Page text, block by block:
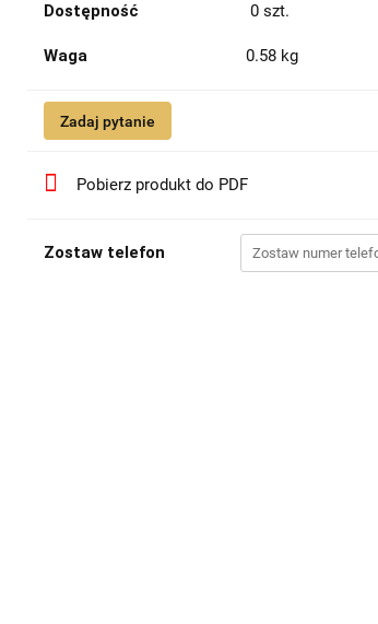
Dostępność 0 szt.
Waga 0.58 kg
Zadaj pytanie
Pobierz produkt do PDF
Zostaw telefon